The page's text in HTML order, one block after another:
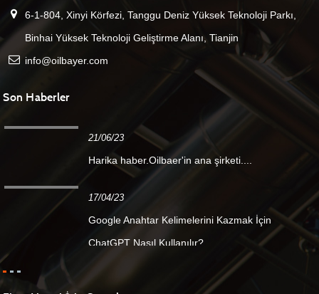
6-1-804, Xinyi Körfezi, Tanggu Deniz Yüksek Teknoloji Parkı,
Binhai Yüksek Teknoloji Geliştirme Alanı, Tianjin
info@oilbayer.com
Son Haberler
21/06/23
Harika haber.Oilbaer'in ana şirketi....
17/04/23
Google Anahtar Kelimelerini Kazmak İçin
ChatGPT Nasıl Kullanılır?